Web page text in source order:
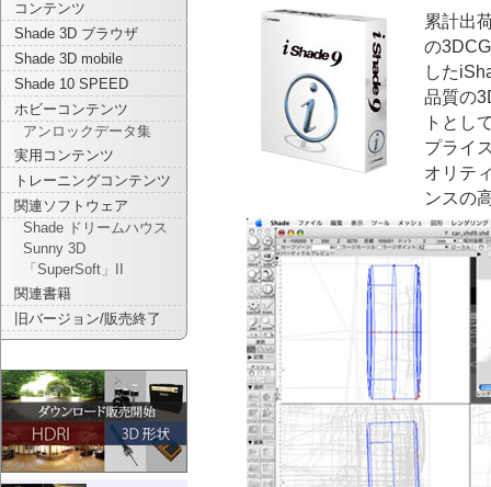
コンテンツ
Shade 3D ブラウザ
Shade 3D mobile
Shade 10 SPEED
ホビーコンテンツ
アンロックデータ集
実用コンテンツ
トレーニングコンテンツ
関連ソフトウェア
Shade ドリームハウス
Sunny 3D
「SuperSoft」II
関連書籍
旧バージョン/販売終了
累計出
の
した
品質の
トとし
プライ
オリテ
ンスの